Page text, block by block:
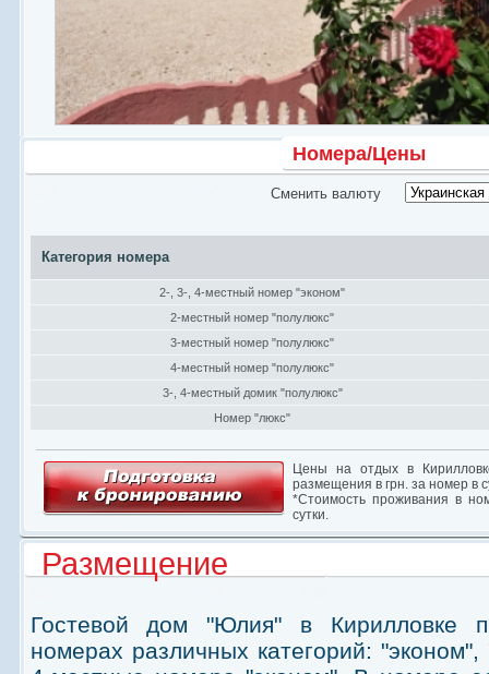
Территория
Номера/Цены
Сменить валюту
Категория номера
2-, 3-, 4-местный номер "эконом"
2-местный номер "полулюкс"
3-местный номер "полулюкс"
4-местный номер "полулюкс"
3-, 4-местный домик "полулюкс"
Номер "люкс"
Цены на отдых в
размещения в грн. за номер в
*Стоимость проживания в
сутки.
Размещение
Гостевой дом "Юлия" в Кирилловке
номерах различных категорий: